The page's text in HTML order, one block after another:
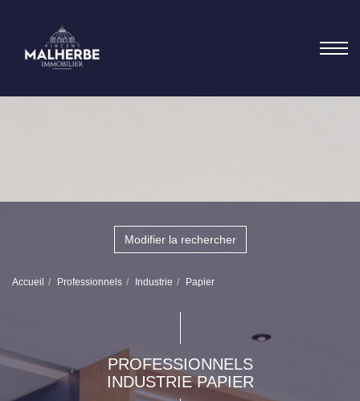
Modifier la rechercher
Accueil Professionnels Industrie Papier
PROFESSIONNELS
INDUSTRIE PAPIER